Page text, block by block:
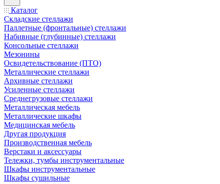
Каталог
Складские стеллажи
Паллетные (фронтальные) стеллажи
Набивные (глубинные) стеллажи
Консольные стеллажи
Мезонины
Освидетельствование (ПТО)
Металлические стеллажи
Архивные стеллажи
Усиленные стеллажи
Среднегрузовые стеллажи
Металлическая мебель
Металлические шкафы
Медицинская мебель
Другая продукция
Производственная мебель
Верстаки и аксессуары
Тележки, тумбы инструментальные
Шкафы инструментальные
Шкафы сушильные